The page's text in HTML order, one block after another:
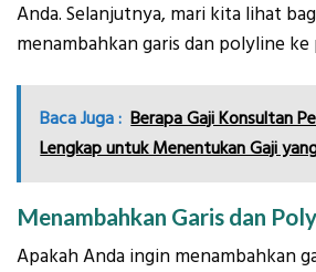
Anda. Selanjutnya, mari kita lihat
menambahkan garis dan polyline ke
Baca Juga : Berapa Gaji Konsultan
Lengkap untuk Menentukan Gaji
Menambahkan Garis dan
Apakah Anda ingin menambahkan